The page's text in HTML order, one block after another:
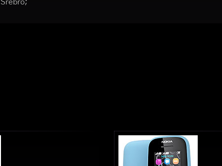
Srebro;